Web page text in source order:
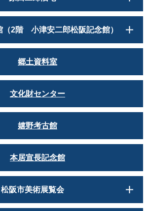
（2階 小津安二郎松阪記念館）
郷土資料室
文化財センター
嬉野考古館
本居宣長記念館
松阪市美術展覧会